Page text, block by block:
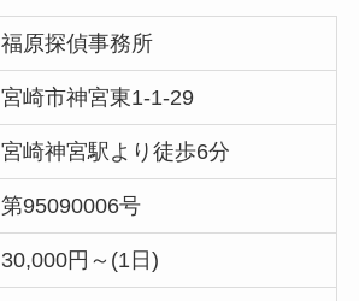
福原探偵事務所
宮崎市神宮東1-1-29
宮崎神宮駅より徒歩6分
第95090006号
30,000円～(1日)